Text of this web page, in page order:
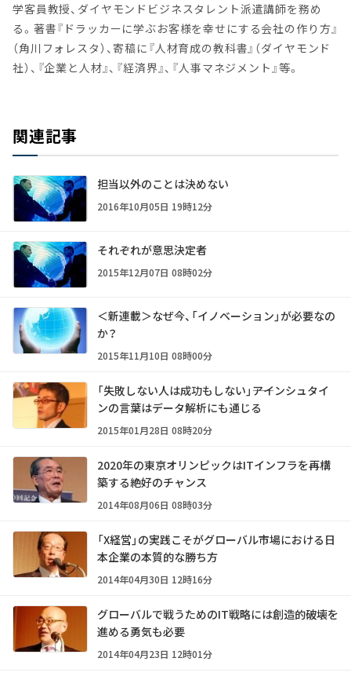
学客員教授、ダイヤモンドビジネスタレント派遣講師を務め
る。著書『ドラッカーに学ぶお客様を幸せにする会社の作り方』
（角川フォレスタ）、寄稿に『人材育成の教科書』（ダイヤモンド
社）、『企業と人材』、『経済界』、『人事マネジメント』等。
関連記事
担当以外のことは決めない
2016年10月05日 19時12分
それぞれが意思決定者
2015年12月07日 08時02分
＜新連載＞なぜ今、「イノベーション」が必要なの
か？
2015年11月10日 08時00分
「失敗しない人は成功もしない」――アインシュタイ
ンの言葉はデータ解析にも通じる
2015年01月28日 08時20分
2020年の東京オリンピックはITインフラを再構
築する絶好のチャンス
2014年08月06日 08時03分
「X経営」の実践こそがグローバル市場における日
本企業の本質的な勝ち方
2014年04月30日 12時16分
グローバルで戦うためのIT戦略には創造的破壊を
進める勇気も必要
2014年04月23日 12時01分